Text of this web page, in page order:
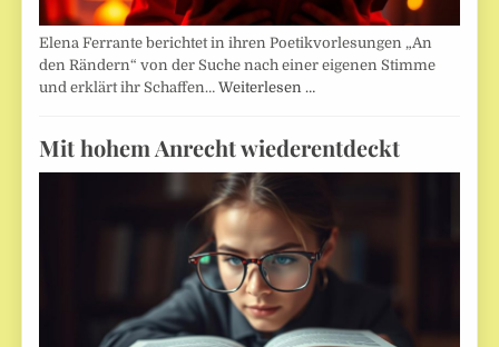
Elena Ferrante berichtet in ihren Poetikvorlesungen „An
den Rändern“ von der Suche nach einer eigenen Stimme
und erklärt ihr Schaffen…Weiterlesen …
Mit hohem Anrecht wiederentdeckt